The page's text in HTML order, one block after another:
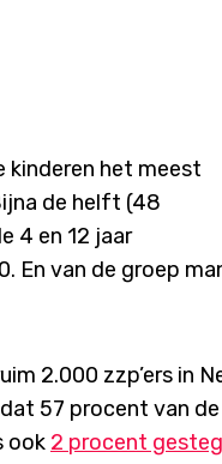
kinderen het meest
de helft (48
4 en 12 jaar
En van de groep
2.000 zzp’ers in
57 procent van
ook 2 procent